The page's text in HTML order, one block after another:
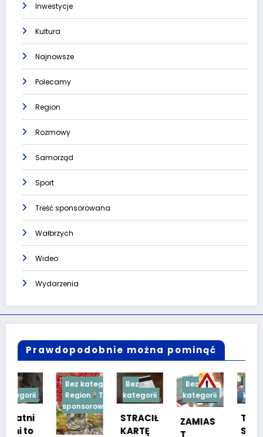
Inwestycje
Kultura
Najnowsze
Polecamy
Region
Rozmowy
Samorząd
Sport
Treść sponsorowana
Wałbrzych
Wideo
Wydarzenia
Prawdopodobnie można pominąć
Bez kategorii
Region
Treść
sponsorowana
Bez
kategorii
STRACIŁ
KARTĘ
Bez
kategorii
ZAMIAS
Bez
kategorii
TESTY